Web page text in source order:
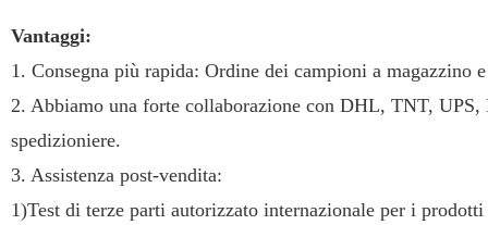
Vantaggi:
1. Consegna più rapida: Ordine dei campioni a
2. Abbiamo una forte collaborazione con DHL, TNT,
spedizioniere.
3. Assistenza post-vendita:
1)Test di terze parti autorizzato internazionale per i